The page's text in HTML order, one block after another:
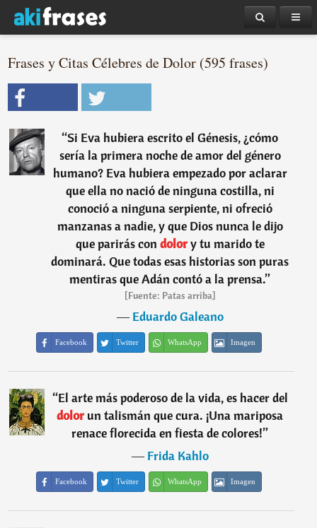
Frases y Citas Célebres de Dolor (595 frases)
“Si Eva hubiera escrito el Génesis, ¿cómo
sería la primera noche de amor del género
humano? Eva hubiera empezado por aclarar
que ella no nació de ninguna costilla, ni
conoció a ninguna serpiente, ni ofreció
manzanas a nadie, y que Dios nunca le dijo
que parirás con dolory tu marido te
dominará. Que todas esas historias son puras
mentiras que Adán contó a la prensa.”
[Fuente: Patas arriba]
―Eduardo Galeano
Facebook Twitter WhatsApp Imagen
“El arte más poderoso de la vida, es hacer del
dolorun talismán que cura. ¡Una mariposa
renace florecida en fiesta de colores!”
―Frida Kahlo
Facebook Twitter WhatsApp Imagen